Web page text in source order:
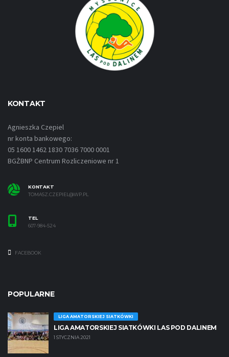
KONTAKT
Agnieszka Czepiel
nr konta bankowego:
05 1600 1462 1830 7036 7000 0001
BGŻBNP Centrum Rozliczeniowe nr 1
KONTAKT
TOMASZ.CZEPIEL@WP.PL
TEL
607-984-524
FACEBOOK
POPULARNE
LIGA AMATORSKIEJ SIATKÓWKI
LIGA AMATORSKIEJ SIATKÓWKI LAS POD DALINEM
1 STYCZNIA 2021